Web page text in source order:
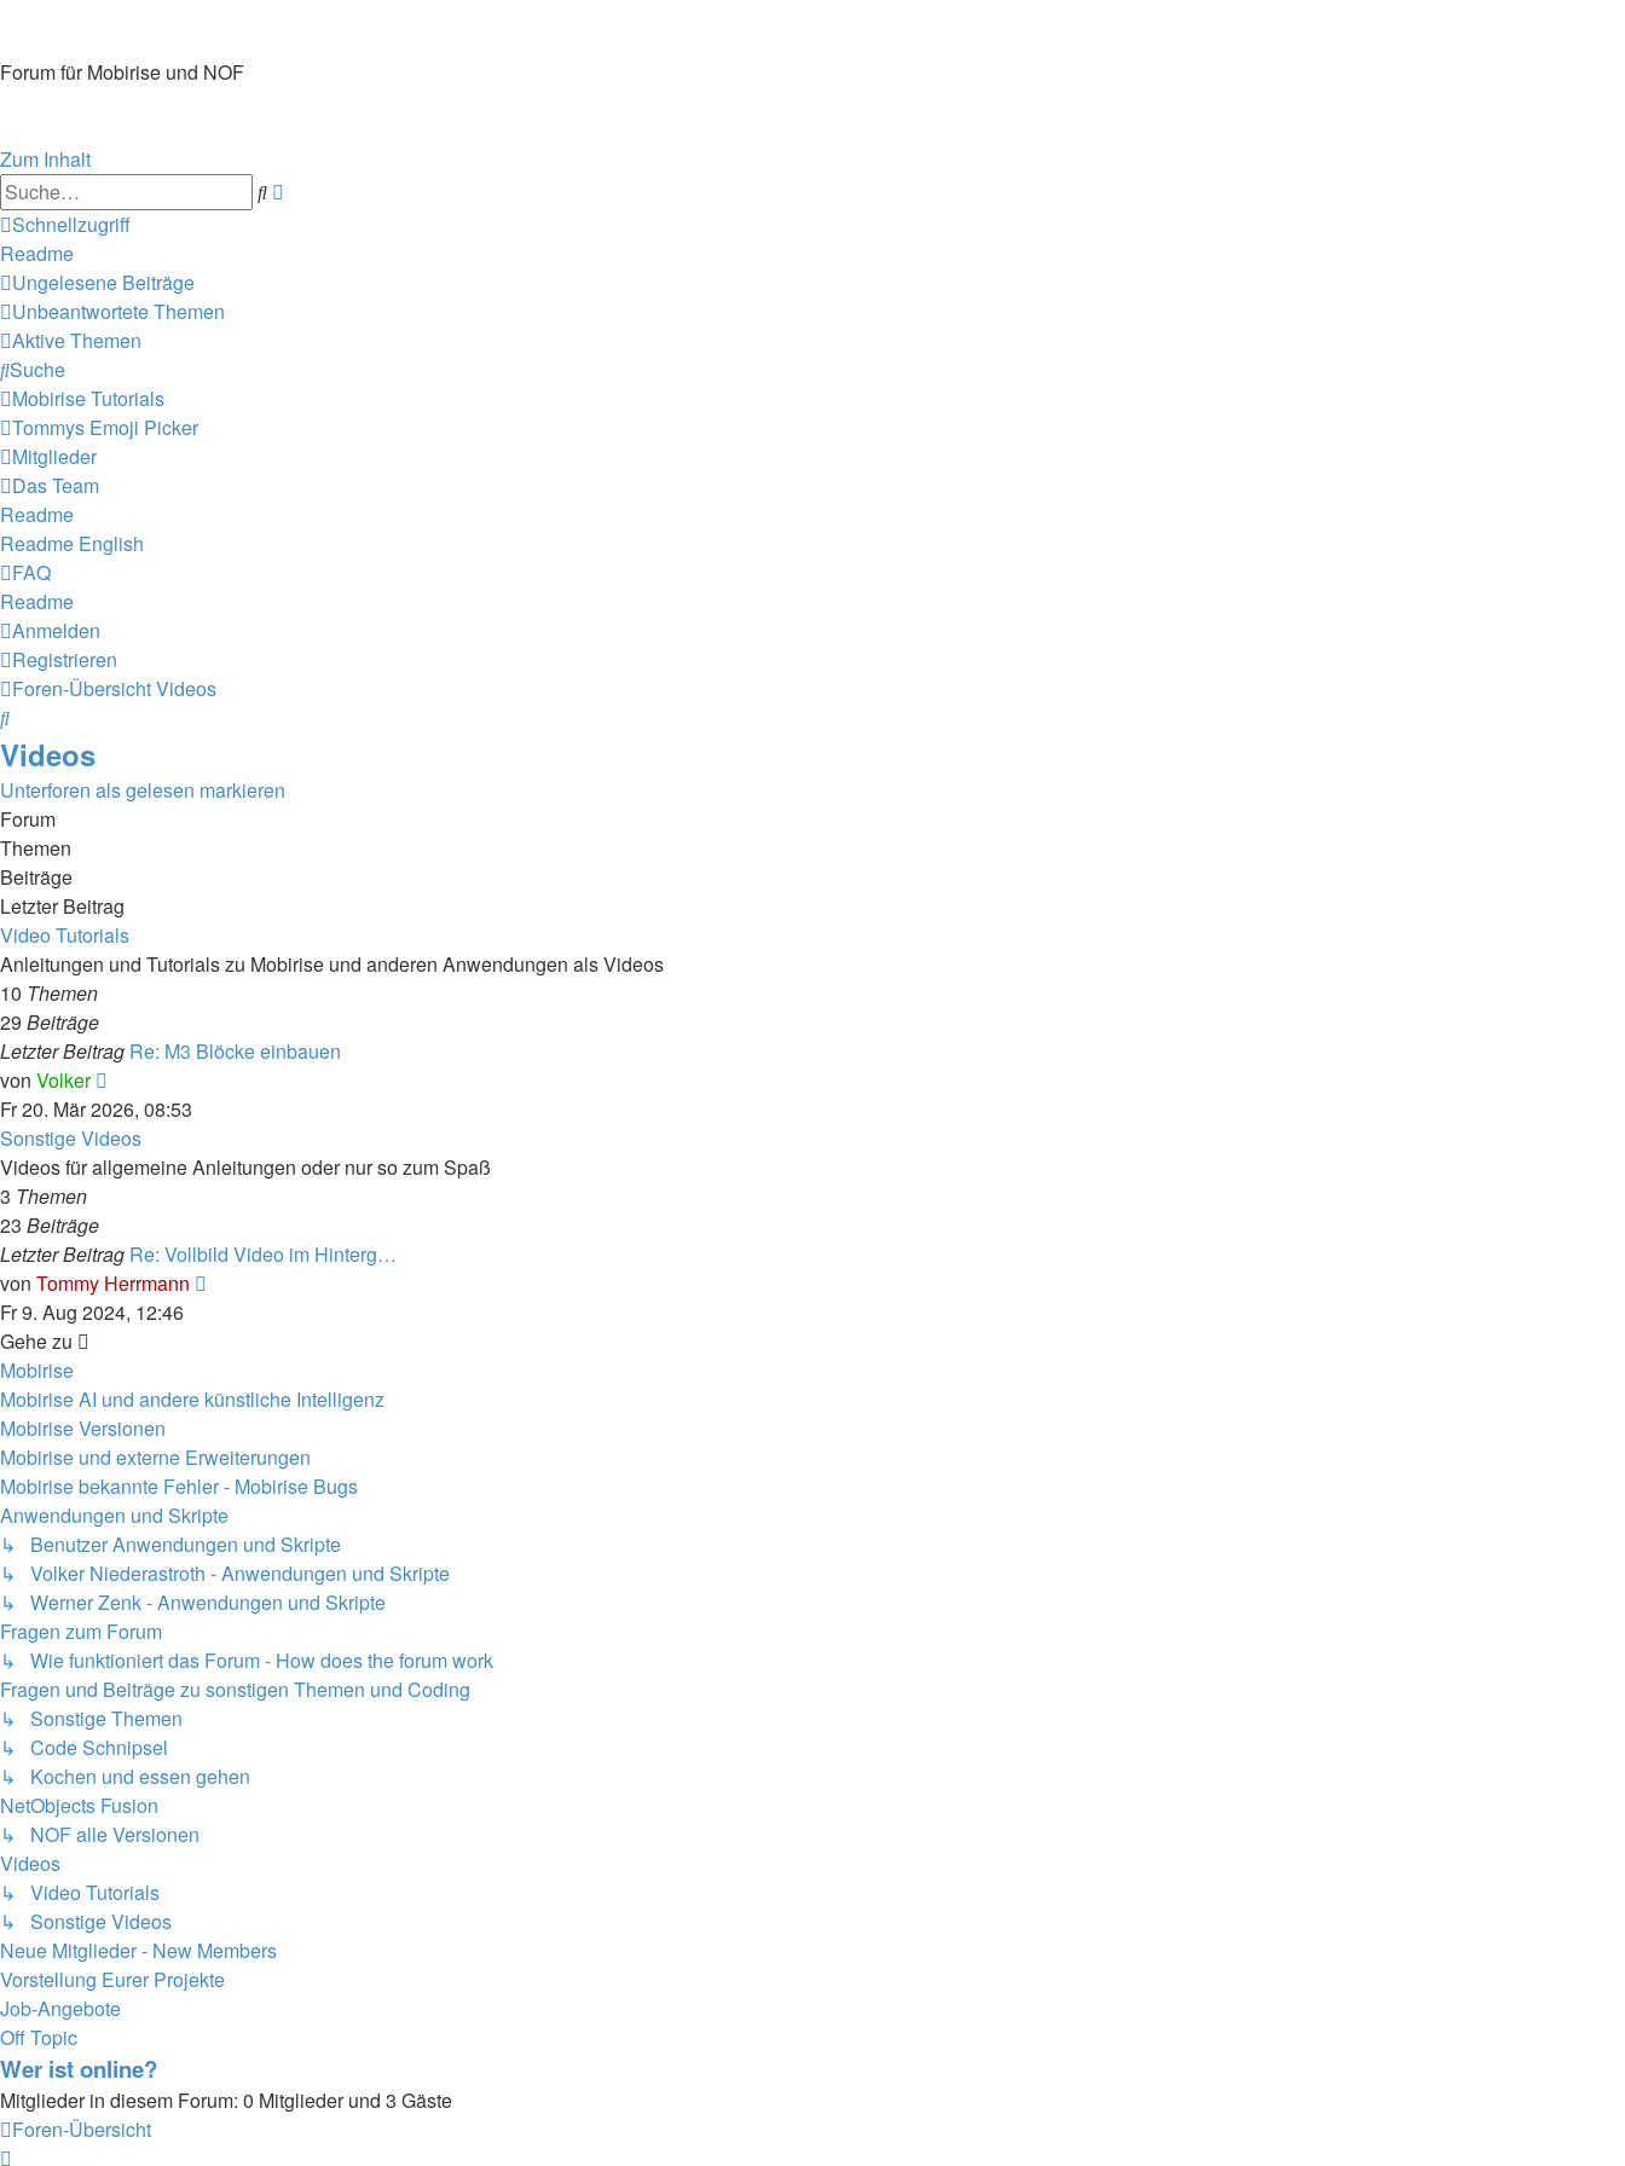
Forum für Mobirise und NOF
Zum Inhalt
Suche
Schnellzugriff
Readme
Ungelesene Beiträge
Unbeantwortete Themen
Aktive Themen
Suche
Mobirise Tutorials
Tommys Emoji Picker
Mitglieder
Das Team
Readme
Readme English
FAQ
Readme
Anmelden
Registrieren
Foren-ÜbersichtVideos
Suche
Videos
Unterforen als gelesen markieren
Forum
Themen
Beiträge
Letzter Beitrag
Video Tutorials
Anleitungen und Tutorials zu Mobirise und anderen Anwendungen als Videos
10 Themen
29 Beiträge
Letzter Beitrag Re: M3 Blöcke einbauen
von Volker
Beitrag
Fr 20. Mär 2026, 08:53
Sonstige Videos
Videos für allgemeine Anleitungen oder nur so zum Spaß
3 Themen
23 Beiträge
Letzter Beitrag Re: Vollbild Video im Hinterg…
von Tommy Herrmann
Fr 9. Aug 2024, 12:46
Gehe zu
Mobirise
Mobirise AI und andere künstliche Intelligenz
Mobirise Versionen
Mobirise und externe Erweiterungen
Mobirise bekannte Fehler - Mobirise Bugs
Anwendungen und Skripte
↳ Benutzer Anwendungen und Skripte
↳ Volker Niederastroth - Anwendungen und Skripte
↳ Werner Zenk - Anwendungen und Skripte
Fragen zum Forum
↳ Wie funktioniert das Forum - How does the forum work
Fragen und Beiträge zu sonstigen Themen und Coding
↳ Sonstige Themen
↳ Code Schnipsel
↳ Kochen und essen gehen
NetObjects Fusion
↳ NOF alle Versionen
Videos
↳ Video Tutorials
↳ Sonstige Videos
Neue Mitglieder - New Members
Vorstellung Eurer Projekte
Job-Angebote
Off Topic
Wer ist online?
Mitglieder in diesem Forum: 0 Mitglieder und 3 Gäste
Foren-Übersicht